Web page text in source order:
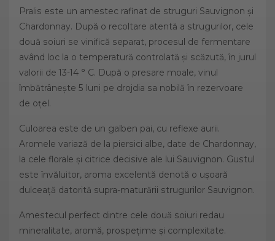
Pralis este un amestec rafinat de struguri Sauvignon și
Chardonnay. După o recoltare atentă a strugurilor, cele
două soiuri se vinifică separat, procesul de fermentare
având loc la o temperatură controlată și scăzută, în jurul
valorii de 13-14 ° C. După o presare moale, vinul
îmbătrânește 5 luni pe drojdia sa nobilă în rezervoare
de oțel.
Culoarea este de un galben pai, cu reflexe aurii.
Aromele variază de la piersici albe, date de Chardonnay,
la cele florale și citrice decisive ale lui Sauvignon. Gustul
este învăluitor, aroma excelentă denotă o ușoară
dulceață datorită supra-maturării strugurilor Sauvignon.
Amestecul perfect dintre cele două soiuri redau
mineralitate, aromă, prospețime și complexitate.